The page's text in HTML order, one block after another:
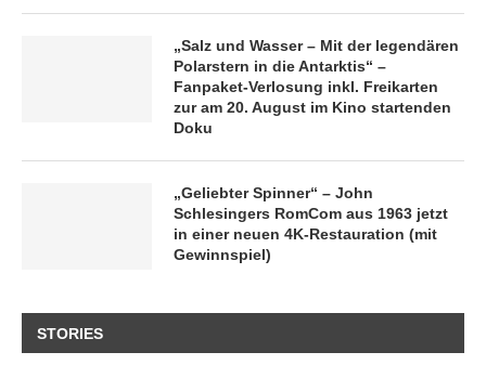
„Salz und Wasser – Mit der legendären
Polarstern in die Antarktis“ –
Fanpaket-Verlosung inkl. Freikarten
zur am 20. August im Kino startenden
Doku
„Geliebter Spinner“ – John
Schlesingers RomCom aus 1963 jetzt
in einer neuen 4K-Restauration (mit
Gewinnspiel)
STORIES